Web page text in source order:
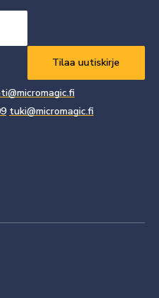
tuki@micromagic.fi